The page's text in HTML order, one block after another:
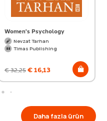
Women's Psychology
Nevzat Tarhan
Timas Publishing
€32,25€16,13
Daha fazla ürün